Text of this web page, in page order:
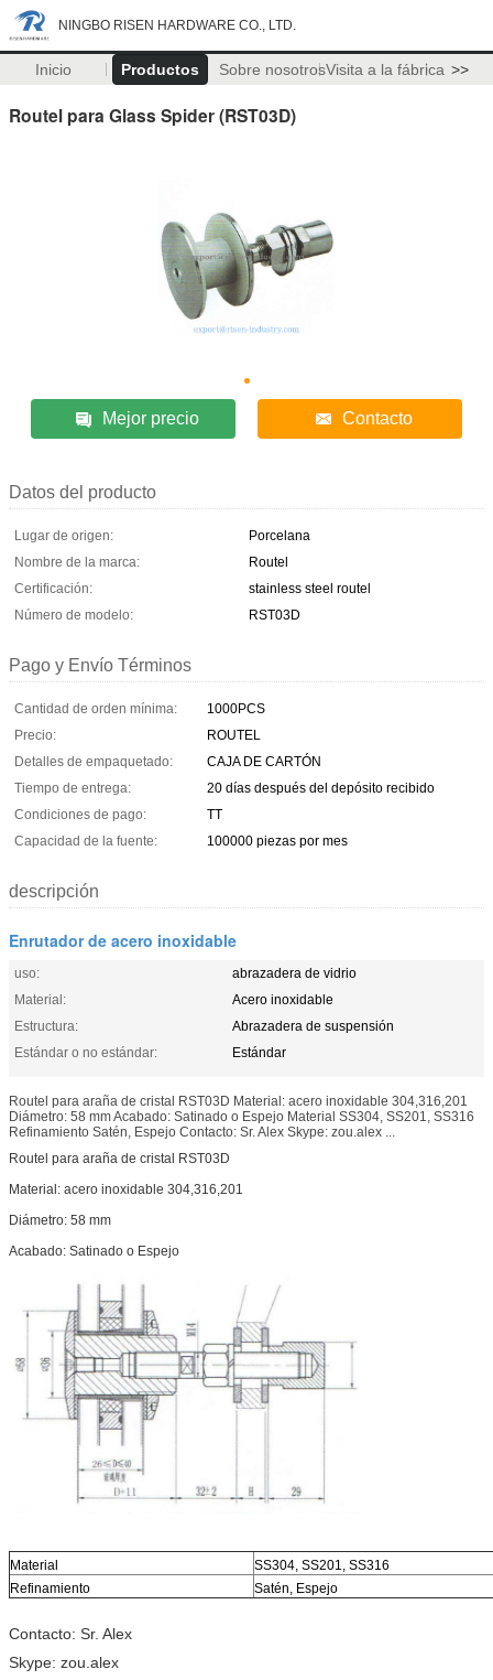
NINGBO RISEN HARDWARE CO., LTD.
Inicio Productos Sobre nosotrosVisita a la fábrica >>
Routel para Glass Spider (RST03D)
Mejor precio Contacto
Datos del producto
Lugar de origen:
Porcelana
Nombre de la marca:
Routel
Certificación:
stainless steel routel
Número de modelo:
RST03D
Pago y Envío Términos
Cantidad de orden mínima:
1000PCS
Precio:
ROUTEL
Detalles de empaquetado:
CAJA DE CARTÓN
Tiempo de entrega:
20 días después del depósito recibido
Condiciones de pago:
TT
Capacidad de la fuente:
100000 piezas por mes
descripción
Enrutador de acero inoxidable
uso:
abrazadera de vidrio
Material:
Acero inoxidable
Estructura:
Abrazadera de suspensión
Estándar o no estándar:
Estándar
Routel para araña de cristal RST03D Material: acero inoxidable 304,316,201
Diámetro: 58 mm Acabado: Satinado o Espejo Material SS304, SS201, SS316
Refinamiento Satén, Espejo Contacto: Sr. Alex Skype: zou.alex ...
Routel para araña de cristal RST03D
Material: acero inoxidable 304,316,201
Diámetro: 58 mm
Acabado: Satinado o Espejo
Material
SS304, SS201, SS316
Refinamiento
Satén, Espejo
Contacto: Sr. Alex
Skype: zou.alex